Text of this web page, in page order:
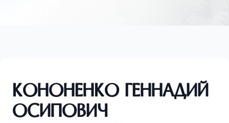
Кононенко Геннадий
Осипович